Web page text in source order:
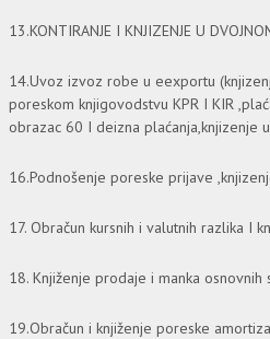
13.KONTIRANJE I KNJIZENJE U
14.Uvoz izvoz robe u eexportu
poreskom knjigovodstvu KPR I KIR
obrazac 60 I deizna plaćanja,knjizenje
16.Podnošenje poreske prijave
17. Obračun kursnih i valutnih razlika I
18. Knjiženje prodaje i manka
19.Obračun i knjiženje poreske